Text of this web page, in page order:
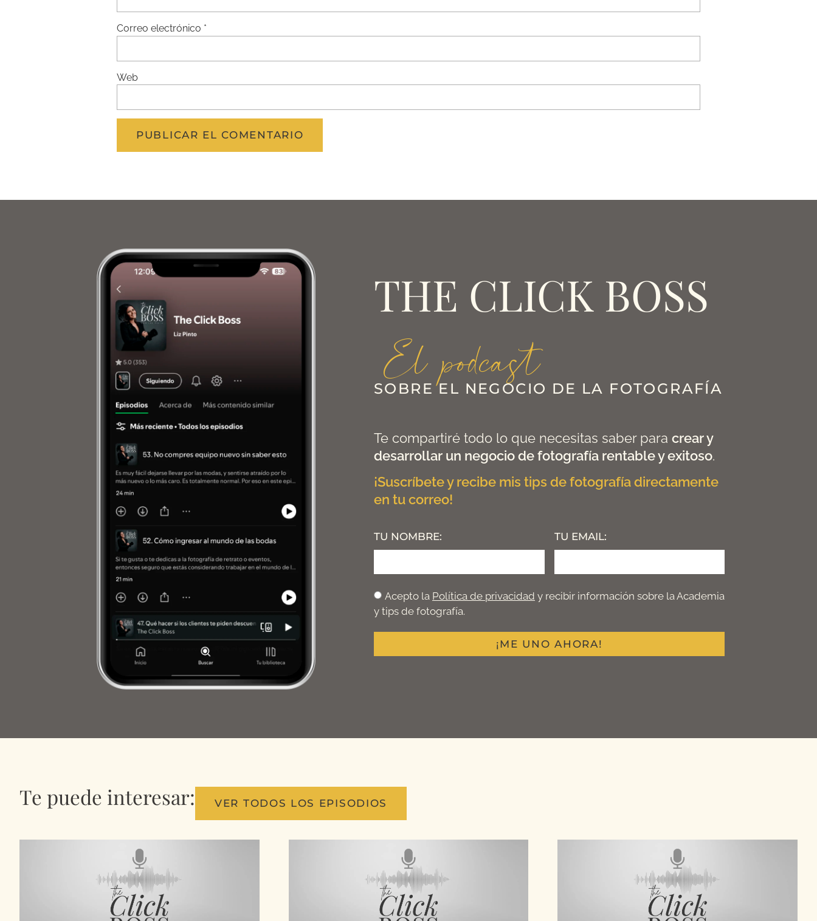
Correo electrónico *
Web
THE CLICK BOSS
El podcast
SOBRE EL NEGOCIO DE LA FOTOGRAFÍA
Te compartiré todo lo que necesitas saber paracrear y
desarrollar un negocio de fotografía rentable y exitoso.
¡Suscríbete y recibe mis tips de fotografía directamente
en tu correo!
TU NOMBRE: TU EMAIL:
Acepto la Política de privacidad y recibir información sobre la Academia
y tips de fotografía.
¡ME UNO AHORA!
Te puede interesar: VER TODOS LOS EPISODIOS